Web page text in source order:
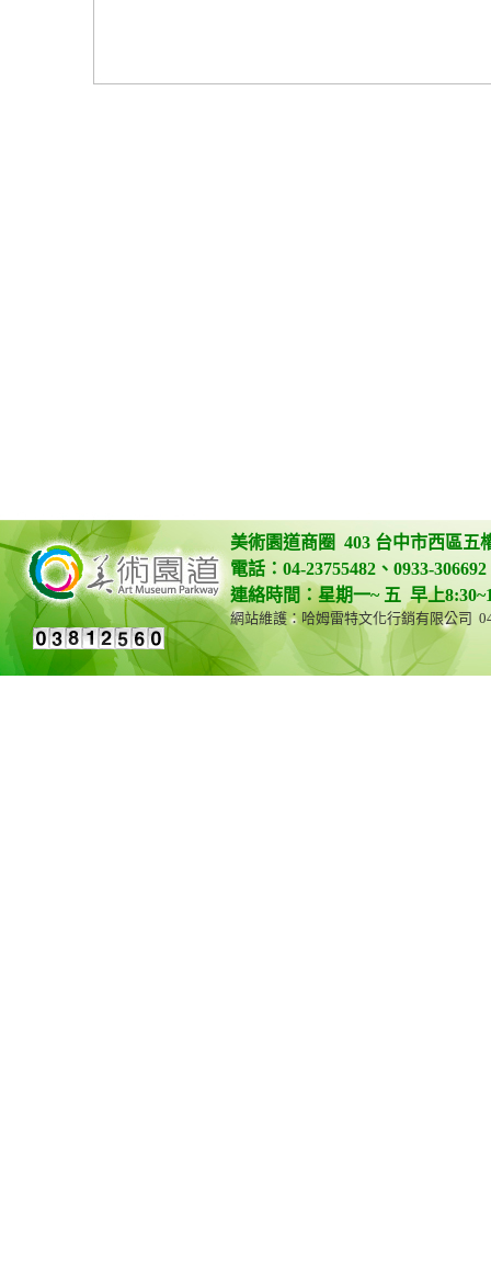
美術園道商圈 403 台中市西區五
電話：04-23755482、0933-
連絡時間：星期一~ 五 早上
網站維護：哈姆雷特文化行銷有限公司